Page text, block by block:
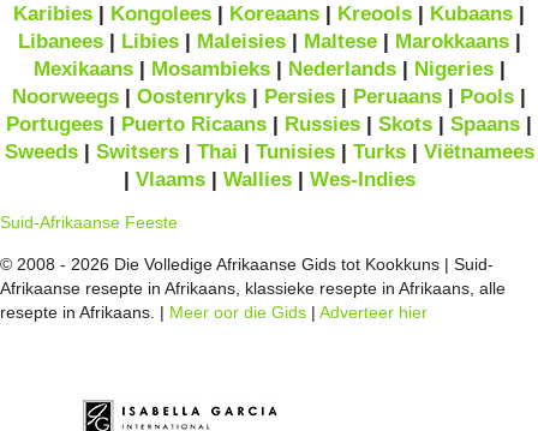
Karibies | Kongolees | Koreaans | Kreools | Kubaans |
Libanees| Libies| Maleisies| Maltese| Marokkaans|
Mexikaans| Mosambieks| Nederlands| Nigeries|
Noorweegs | Oostenryks | Persies | Peruaans | Pools |
Portugees | Puerto Ricaans | Russies | Skots | Spaans |
Sweeds| Switsers| Thai | Tunisies| Turks| Viëtnamees
| Vlaams| Wallies| Wes-Indies
Suid-Afrikaanse Feeste
© 2008 - 2026 Die Volledige Afrikaanse Gids tot Kookkuns | Suid-
Afrikaanse resepte in Afrikaans, klassieke resepte in Afrikaans, alle
resepte in Afrikaans. | Meer oor die Gids | Adverteer hier